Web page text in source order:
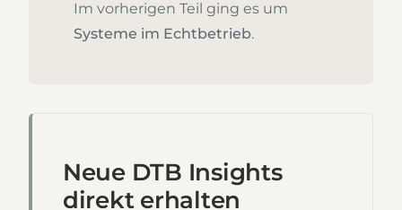
Im vorherigen Teil ging es um
Systeme im Echtbetrieb.
Neue DTB Insights
direkt erhalten